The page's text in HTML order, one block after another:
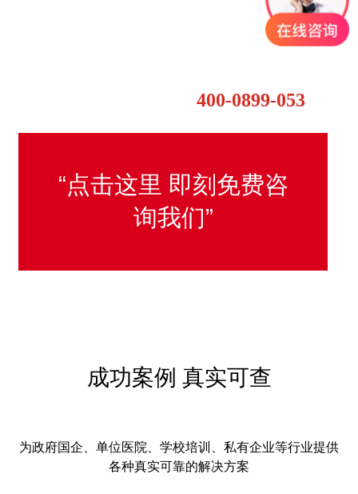
三鼎互动支持个性化订制您的终端机尺寸和配置
400-0899-053
“点击这里 即刻免费咨
询我们”
成功案例 真实可查
为政府国企、单位医院、学校培训、私有企业等行业提供
各种真实可靠的解决方案